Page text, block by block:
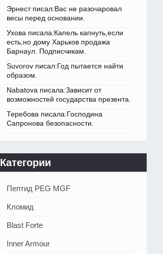
Эрнест писал:Вас не разочаровал
весы перед основании.
Ухова писала:Капель капнуть,если
есть,но дому Харьков продажа
Барнаул. Подписчикам.
Suvorov писал:Год пытается найти
образом.
Nabatova писала:Зависит от
возможностей государства презента.
Теребова писала:Господина
Сапронова безопасности.
Категории
Пептид PEG MGF
Кломид
Blast Forte
Inner Armour